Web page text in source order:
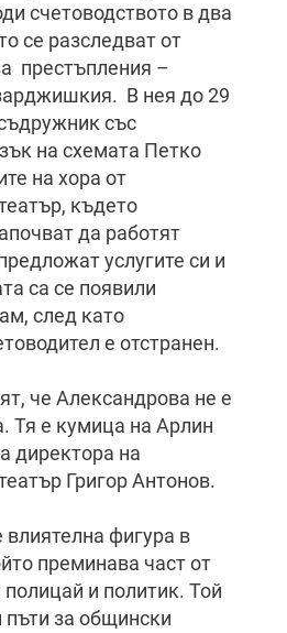
счетоводството в два
се разследват от
престъпления –
В нея до 29
със
на схемата Петко
на хора от
където
да работят
услугите си и
са се появили
след като
е отстранен.
че Александрова не е
Тя е кумица на Арлин
директора на
Григор Антонов.
фигура в
преминава част от
и политик. Той
пъти за общински